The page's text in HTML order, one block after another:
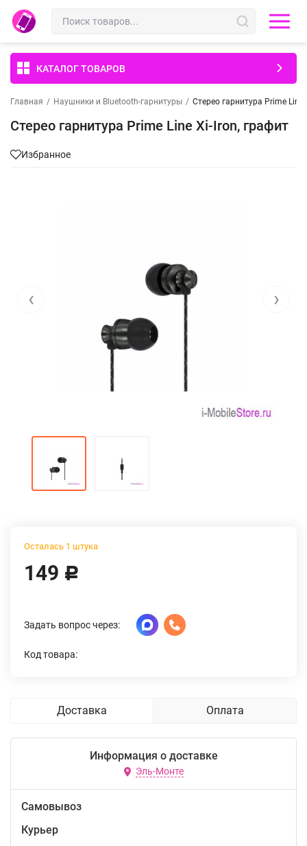
КАТАЛОГ ТОВАРОВ
Главная / Наушники и Bluetooth-гарнитуры / Стерео гарнитура Prime Line
Стерео гарнитура Prime Line Xi-Iron, графит
Избранное
‹ ›
Осталась 1 штука
149 Р
Задать вопрос через:
Код товара:
Доставка Оплата
Информация о доставке
Эль-Монте
Самовывоз
Курьер